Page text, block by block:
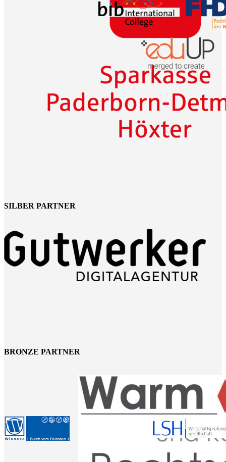
SILBER PARTNER
BRONZE PARTNER